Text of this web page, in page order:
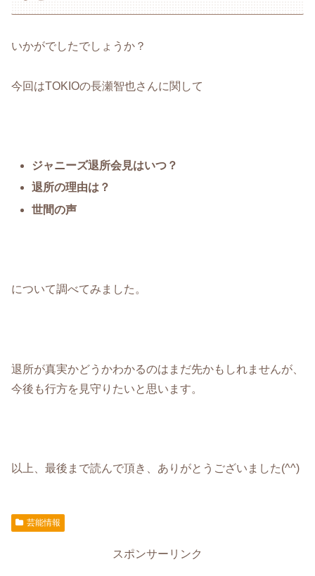
いかがでしたでしょうか？
今回はTOKIOの長瀬智也さんに関して
ジャニーズ退所会見はいつ？
退所の理由は？
世間の声
について調べてみました。
退所が真実かどうかわかるのはまだ先かもしれませんが、
今後も行方を見守りたいと思います。
以上、最後まで読んで頂き、ありがとうございました(^^)
芸能情報
スポンサーリンク